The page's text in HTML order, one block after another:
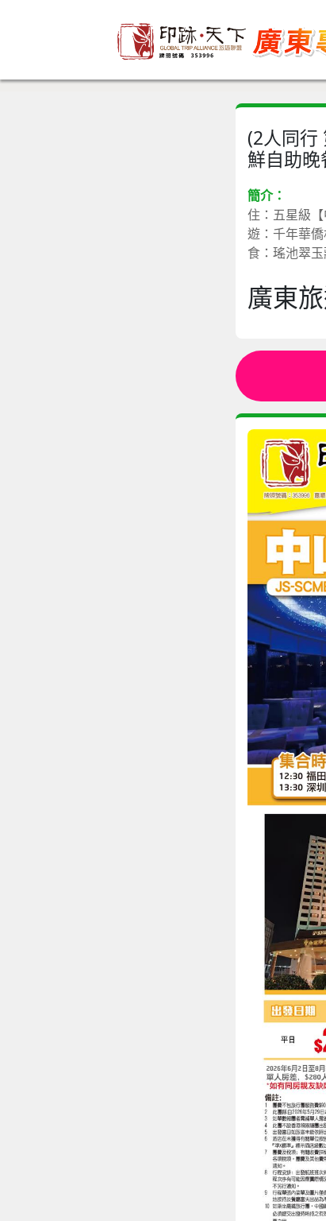
(2人同行
鮮自助
簡介：
住：五星級【
遊：千年華
食：瑤池翠
廣東